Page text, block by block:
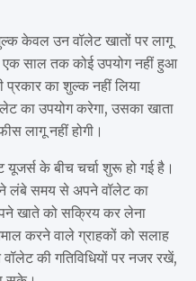
केवल उन वॉलेट खातों पर लागू
साल तक कोई उपयोग नहीं हुआ
का शुल्क नहीं लिया
का उपयोग करेगा, उसका खाता
लागू नहीं होगी।
के बीच चर्चा शुरू हो गई है।
ने लंबे समय से अपने वॉलेट का
खाते को सक्रिय कर लेना
करने वाले ग्राहकों को सलाह
की गतिविधियों पर नजर रखें,